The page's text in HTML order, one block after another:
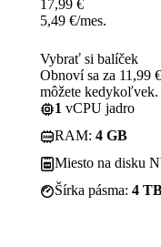
17,99 €
5,49 €/mes.
Vybrať si balíček
Obnoví sa za 11,99
môžete kedykoľvek.
1 vCPU jadro
RAM: 4 GB
Miesto na disku
Šírka pásma: 4